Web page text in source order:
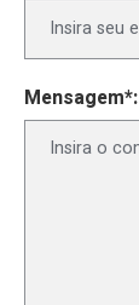
Mensagem*: